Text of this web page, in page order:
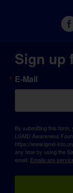
Sign up
E-Mail
By submitting this
LGMD Awareness
https://www.lgmd-
any time by using the
email. Emails are